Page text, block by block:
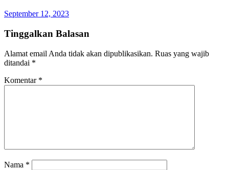
September 12, 2023
Tinggalkan Balasan
Alamat email Anda tidak akan dipublikasikan. Ruas yang wajib
ditandai *
Komentar *
Nama *